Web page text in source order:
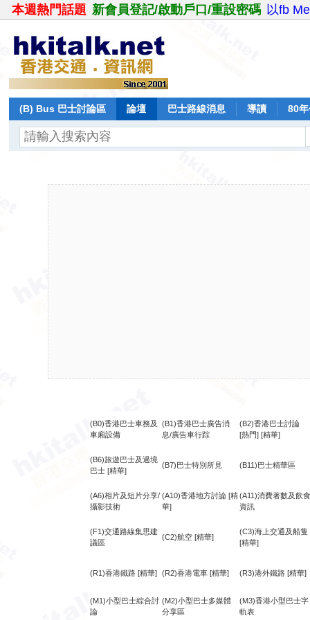
本週熱門話題 新會員登記/啟動戶口/重設密碼 以fb
(B) Bus 巴士討論區 論壇 巴士路線消息 導讀 80
(B0)香港巴士車務及
車廂設備
(B1)香港巴士廣告消
息/廣告車行踪
(B2)香港巴士討論
[熱門] [精華]
(B6)旅遊巴士及過境
巴士 [精華]
(B7)巴士特別所見 (B11)巴士精華區
(A6)相片及短片分享/
攝影技術
(A10)香港地方討論 [精
華]
(A11)消費著數及飲食
資訊
(F1)交通路線集思建
議區
(C2)航空 [精華]
(C3)海上交通及船隻
[精華]
(R1)香港鐵路 [精華] (R2)香港電車 [精華] (R3)港外鐵路 [精華]
(M1)小型巴士綜合討
論
(M2)小型巴士多媒體
分享區
(M3)香港小型巴士字
軌表